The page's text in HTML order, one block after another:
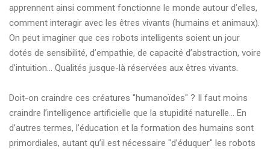
apprennent ainsi comment fonctionne le monde autour d’elles,
comment interagir avec les êtres vivants (humains et animaux).
On peut imaginer que ces robots intelligents soient un jour
dotés de sensibilité, d’empathie, de capacité d’abstraction, voire
d’intuition… Qualités jusque-là réservées aux êtres vivants.
Doit-on craindre ces créatures "humanoïdes" ? Il faut moins
craindre l’intelligence artificielle que la stupidité naturelle… En
d’autres termes, l’éducation et la formation des humains sont
primordiales, autant qu’il est nécessaire "d’éduquer" les robots